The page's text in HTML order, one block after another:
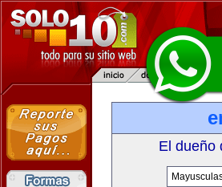
El dueño